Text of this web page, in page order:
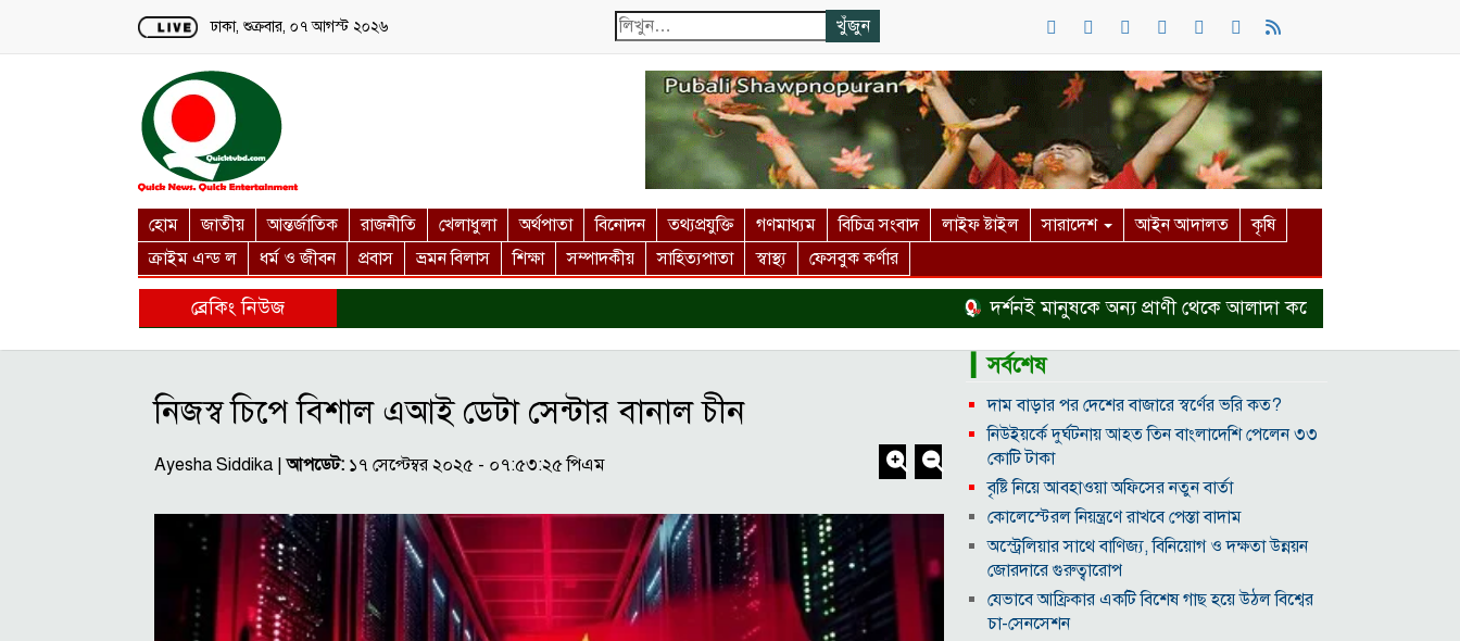
Loading...
ঢাকা, শুক্রবার, ০৭ আগস্ট ২০২৬
হোম জাতীয় আন্তর্জাতিক রাজনীতি খেলাধুলা অর্থপাতা বিনোদন তথ্যপ্রযুক্তি গণমাধ্যম বিচিত্র সংবাদ লাইফ ষ্টাইল সারাদেশ আইন আদালত
কৃষি
ক্রাইম এন্ড ল
ধর্ম ও জীবন প্রবাস ভ্রমন বিলাস শিক্ষা সম্পাদকীয় সাহিত্যপাতা স্বাস্থ্য ফেসবুক কর্ণার
ব্রেকিং নিউজ দর্শনই মানুষকে অন্য প্রাণী থেকে আলাদা করে হত্যা মামলা থেকে
নিজস্ব চিপে বিশাল এআই ডেটা সেন্টার বানাল চীন
Ayesha Siddika |আপডেট: ১৭ সেপ্টেম্বর ২০২৫ - ০৭:৫৩:২৫ পিএম
▎সর্বশেষ
দাম বাড়ার পর দেশের বাজারে স্বর্ণের ভরি কত?
নিউইয়র্কে দুর্ঘটনায় আহত তিন বাংলাদেশি পেলেন ৩৩
কোটি টাকা
বৃষ্টি নিয়ে আবহাওয়া অফিসের নতুন বার্তা
কোলেস্টেরল নিয়ন্ত্রণে রাখবে পেস্তা বাদাম
অস্ট্রেলিয়ার সাথে বাণিজ্য, বিনিয়োগ ও দক্ষতা উন্নয়ন
জোরদারে গুরুত্বারোপ
যেভাবে আফ্রিকার একটি বিশেষ গাছ হয়ে উঠল বিশ্বের
চা-সেনসেশন